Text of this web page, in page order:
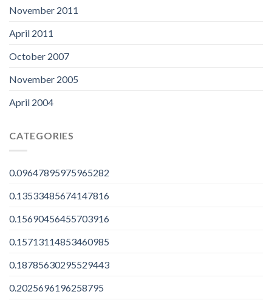
November 2011
April 2011
October 2007
November 2005
April 2004
CATEGORIES
0.09647895975965282
0.13533485674147816
0.15690456455703916
0.15713114853460985
0.18785630295529443
0.2025696196258795